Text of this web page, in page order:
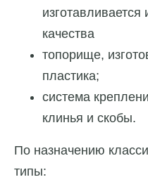
качества
топорище,
пластика;
система
клинья и скобы.
По назначению
типы: